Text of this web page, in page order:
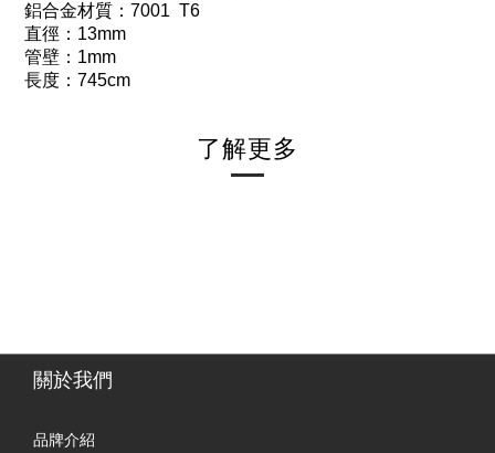
鋁合金材質：7001 T6
直徑：13mm
管壁：1mm
長度：745cm
了解更多
關於我們
品牌介紹